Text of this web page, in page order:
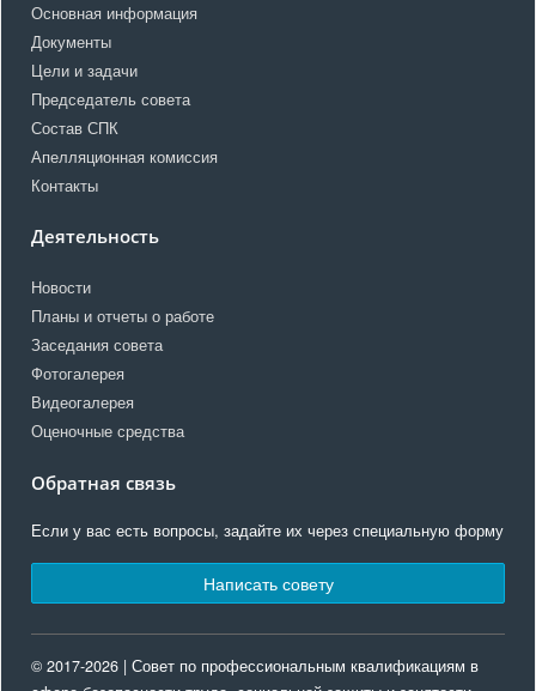
Основная информация
Документы
Цели и задачи
Председатель совета
Состав СПК
Апелляционная комиссия
Контакты
Деятельность
Новости
Планы и отчеты о работе
Заседания совета
Фотогалерея
Видеогалерея
Оценочные средства
Обратная связь
Если у вас есть вопросы, задайте их через специальную форму
Написать совету
© 2017-2026 | Совет по профессиональным квалификациям в